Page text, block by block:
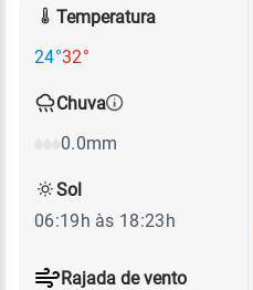
Temperatura
24°32°
Chuva
0.0mm
Rajada de vento
Sol
06:19h às 18:23h